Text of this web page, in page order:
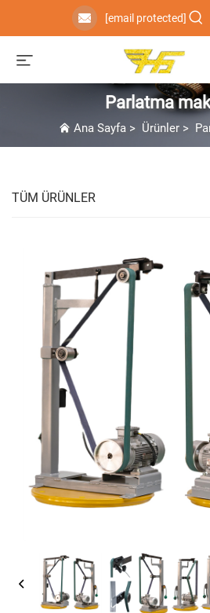
[email protected]
Parlatma
Ana Sayfa > Ürünler>
TÜM ÜRÜNLER